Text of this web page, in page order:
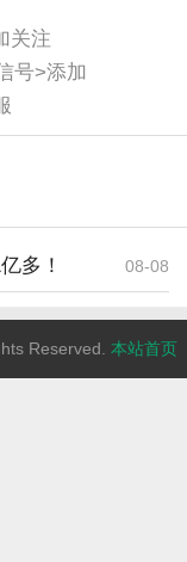
关注
号>添加
08-08
多！
Reserved. 本站首页